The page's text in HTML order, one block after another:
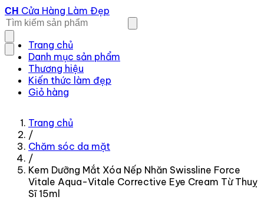
CH Cửa Hàng Làm Đẹp
Trang chủ
Danh mục sản phẩm
Thương hiệu
Kiến thức làm đẹp
Giỏ hàng
Trang chủ
/
Chăm sóc da mặt
/
Kem Dưỡng Mắt Xóa Nếp Nhăn Swissline Force
Vitale Aqua-Vitale Corrective Eye Cream Từ Thuỵ
Sĩ 15ml